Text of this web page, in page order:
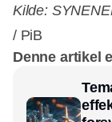
Kilde:
/ PiB
Denne artikel